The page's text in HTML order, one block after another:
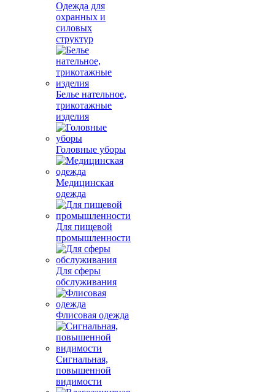
Одежда для
охранных и
силовых
структур
Белье нательное,
трикотажные
изделия
Головные уборы
Медицинская
одежда
Для пищевой
промышленности
Для сферы
обслуживания
Флисовая одежда
Сигнальная,
повышенной
видимости